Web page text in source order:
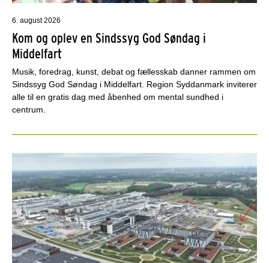
6. august 2026
Kom og oplev en Sindssyg God Søndag i
Middelfart
Musik, foredrag, kunst, debat og fællesskab danner rammen om
Sindssyg God Søndag i Middelfart. Region Syddanmark inviterer
alle til en gratis dag med åbenhed om mental sundhed i
centrum.